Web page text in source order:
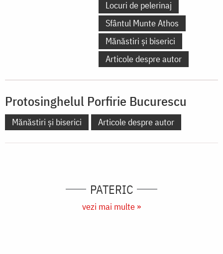
Locuri de pelerinaj
Sfântul Munte Athos
Mănăstiri și biserici
Articole despre autor
Protosinghelul Porfirie Bucurescu
Mănăstiri și biserici Articole despre autor
PATERIC
vezi mai multe »